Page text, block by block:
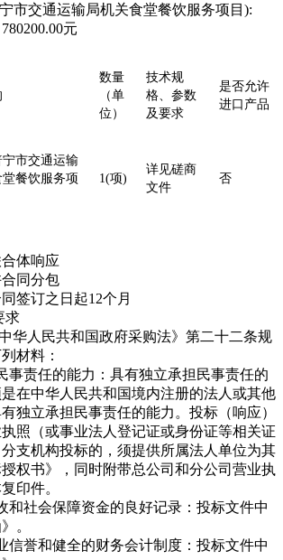
市交通运输局机关食堂餐饮服务项目):
元
数量
（单
位）
技术规
格、参数
及要求
是否允许
进口产品
宁市交通运输
堂餐饮服务项
1(项)
详见磋商
文件
否
体响应
同分包
签订之日起12个月
求
华人民共和国政府采购法》第二十二条规
材料：
事责任的能力：具有独立承担民事责任的
在中华人民共和国境内注册的法人或其他
独立承担民事责任的能力。投标（响应）
照（或事业法人登记证或身份证等相关证
支机构投标的，须提供所属法人单位为其
权书》，同时附带总公司和分公司营业执
印件。
和社会保障资金的良好记录：投标文件中
。
信誉和健全的财务会计制度：投标文件中